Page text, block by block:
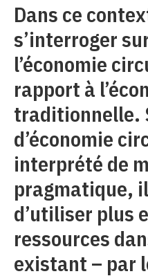
Dans ce
s’interroger
l’économie
rapport à
traditionnelle.
d’économie
interprété de
pragmatique,
d’utiliser plus
ressources
existant – par